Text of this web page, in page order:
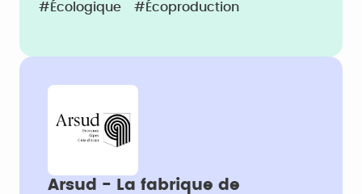
#écologique
#écoproduction
Arsud - La fabrique de